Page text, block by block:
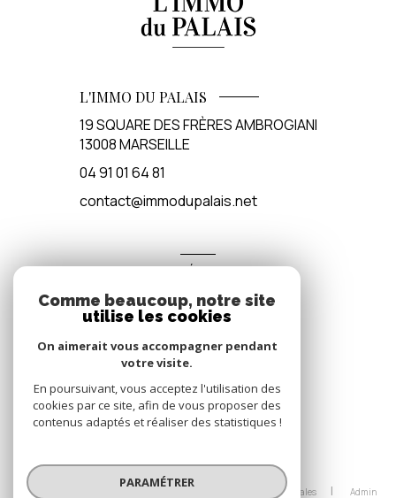
L'IMMO DU PALAIS
19 SQUARE DES FRÈRES AMBROGIANI
13008MARSEILLE
04 91 01 64 81
contact@immodupalais.net
ADHÉRENTS
Nous adhérons
© 2026 | Tous droits réservés
Mentions légales Admin
Comme beaucoup, notre site
utilise les cookies
On aimerait vous accompagner pendant
votre visite.
En poursuivant, vous acceptez l'utilisation des
cookies par ce site, afin de vous proposer des
contenus adaptés et réaliser des statistiques !
PARAMÉTRER